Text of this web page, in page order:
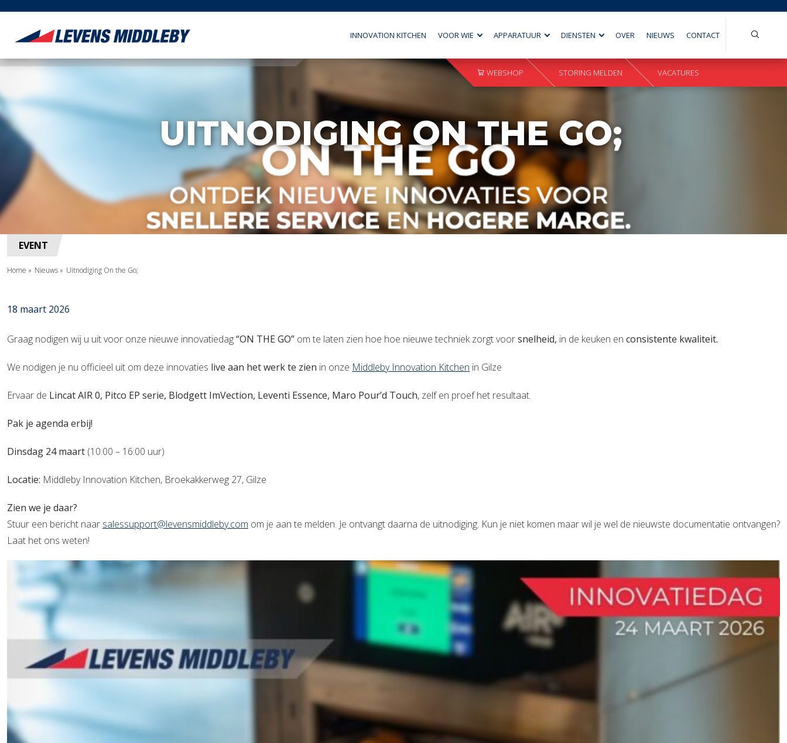
INNOVATION KITCHEN VOOR WIE APPARATUUR DIENSTEN OVER NIEUWS CONTACT
Search
WEBSHOP STORING MELDEN VACATURES
UITNODIGING ON THE GO;
EVENT
Home » Nieuws » Uitnodiging On the Go;
18 maart 2026
Graag nodigen wij u uit voor onze nieuwe innovatiedag“ON THE GO” om te laten zien hoe hoe nieuwe techniek zorgt voorsnelheid, in de keuken en consistente kwaliteit.
We nodigen je nu officieel uit om deze innovaties live aan het werk te zien in onze Middleby Innovation Kitchen in Gilze
Ervaar de Lincat AIR 0, Pitco EP serie, Blodgett ImVection, Leventi Essence, Maro Pour’d Touch, zelf en proef het resultaat.
Pak je agenda erbij!
Dinsdag 24 maart (10:00 – 16:00 uur)
Locatie: Middleby Innovation Kitchen, Broekakkerweg 27, Gilze
Zien we je daar?
Stuur een bericht naar salessupport@levensmiddleby.com om je aan te melden. Je ontvangt daarna de uitnodiging. Kun je niet komen maar wil je wel de nieuwste documentatie ontvangen?
Laat het ons weten!